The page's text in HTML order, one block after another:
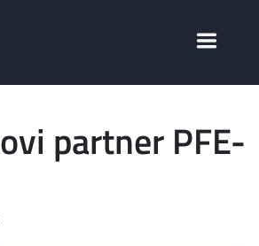
partner PFE-